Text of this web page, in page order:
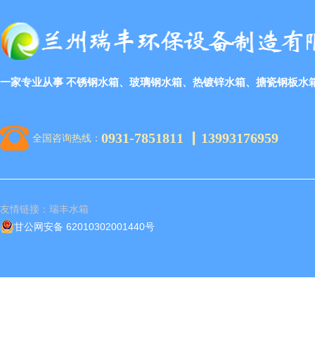
一家专业从事 不锈钢水箱、玻璃钢水箱、热镀锌水箱、搪瓷钢板水
全国咨询热线： 0931-7851811 ▏13993176959
友情链接： 瑞丰水箱
甘公网安备 62010302001440号